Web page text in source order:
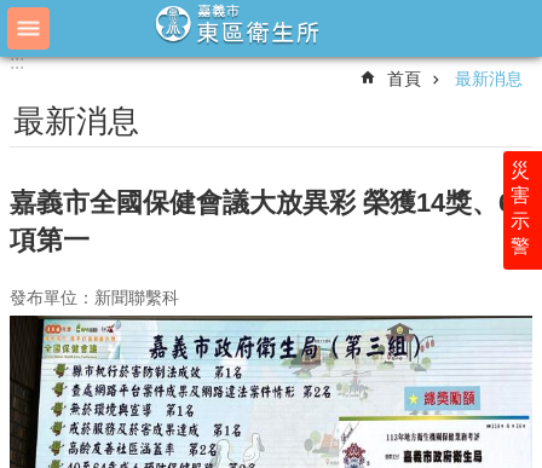
跳到主要內容區塊
進
搜
尋
最
新
息
所
介
紹
:::
災
害
示
警
:::
首頁 最新消息
最新消息
嘉義市全國保健會議大放異彩 榮獲14獎、6
項第一
發布單位：新聞聯繫科